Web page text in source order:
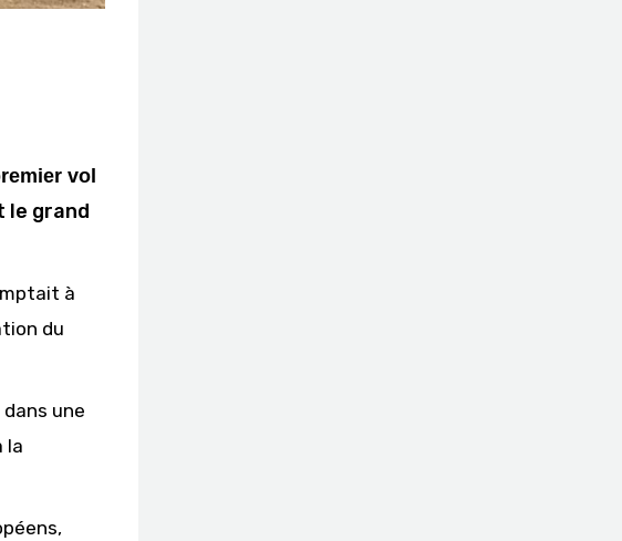
vol
le grand
à
du
une
la